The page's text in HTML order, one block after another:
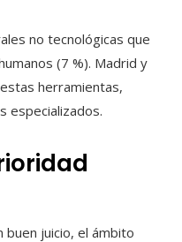
no tecnológicas que
(7 %). Madrid y
herramientas,
especializados.
buen juicio, el ámbito